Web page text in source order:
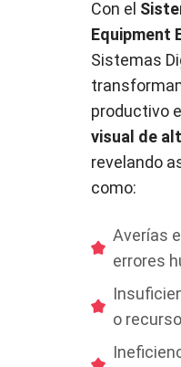
Con el
Equipment
Sistemas
productivo
visual de
revelando
como:
Averías
errores
o